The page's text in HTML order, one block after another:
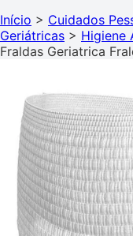
Início > Cuidados
Geriátricas > Higiene
Fraldas Geriatrica